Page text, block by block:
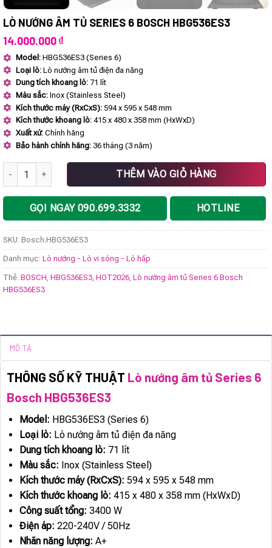
LÒ NƯỚNG ÂM TỦ SERIES 6 BOSCH HBG536ES3
14.000.000 ₫
Model: HBG536ES3 (Series 6)
Loại lò: Lò nướng âm tủ điện đa năng
Dung tích khoang lò: 71 lít
Màu sắc: Inox (Stainless Steel)
Kích thước máy (RxCxS): 594 x 595 x 548 mm
Kích thước khoang lò: 415 x 480 x 358 mm (HxWxD)
Xuất xứ: Chính hãng
Bảo hành chính hãng: 36 tháng (3 năm)
Lò nướng âm tủ Series 6 Bosch HBG536ES3 số lượng
THÊM VÀO GIỎ HÀNG
GỌI NGAY 090.699.3332 HOTLINE
SKU: Bosch.HBG536ES3
Danh mục: Lò nướng - Lò vi sóng - Lò hấp
Thẻ: BOSCH, HBG536ES3, HOT2026, Lò nướng âm tủ Series 6 Bosch
HBG536ES3
MÔ TẢ
THÔNG SỐ KỸ THUẬT Lò nướng âm tủ Series 6
Bosch HBG536ES3
Model: HBG536ES3 (Series 6)
Loại lò: Lò nướng âm tủ điện đa năng
Dung tích khoang lò: 71 lít
Màu sắc: Inox (Stainless Steel)
Kích thước máy (RxCxS): 594 x 595 x 548 mm
Kích thước khoang lò: 415 x 480 x 358 mm (HxWxD)
Công suất tổng: 3400 W
Điện áp: 220-240V / 50Hz
Nhãn năng lượng: A+